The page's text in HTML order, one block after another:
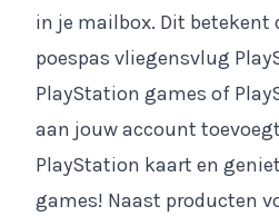
in je mailbox. Dit betekent
poespas vliegensvlug
PlayStation games of
aan jouw account
PlayStation kaart en
games! Naast producten